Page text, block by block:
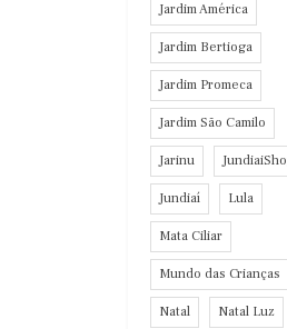
Jardim América
Jardim Bertioga
Jardim Promeca
Jardim São Camilo
Jarinu
Jundiaí Lula
Mata Ciliar
Mundo das Crianças
Natal Natal Luz